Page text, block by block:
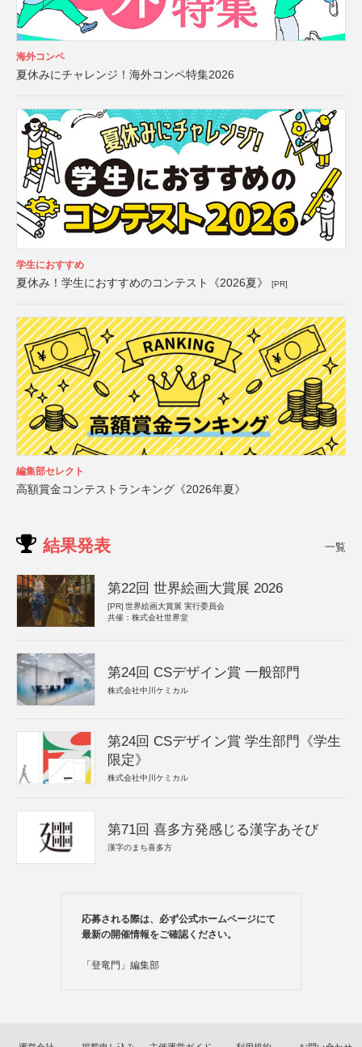
海外コンペ
夏休みにチャレンジ！海外コンペ特集2026
学生におすすめ
夏休み！学生におすすめのコンテスト《2026夏》 [PR]
編集部セレクト
高額賞金コンテストランキング《2026年夏》
結果発表 一覧
第22回 世界絵画大賞展 2026
[PR] 世界絵画大賞展 実行委員会
共催：株式会社世界堂
第24回 CSデザイン賞 一般部門
株式会社中川ケミカル
第24回 CSデザイン賞 学生部門《学生
限定》
株式会社中川ケミカル
第71回 喜多方発感じる漢字あそび
漢字のまち喜多方
応募される際は、必ず公式ホームページにて
最新の開催情報をご確認ください。
「登竜門」編集部